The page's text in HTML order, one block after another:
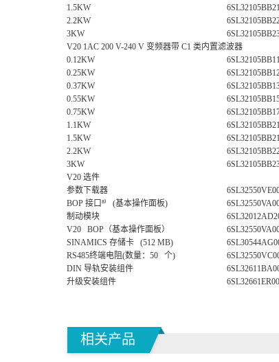
1.5KW
2.2KW
3KW
V20 1AC 200 V-240 V 变频器带 C1 类内置滤波器
0.12KW
0.25KW
0.37KW
0.55KW
0.75KW
1.1KW
1.5KW
2.2KW
3KW
V20 选件
参数下载器
BOP 接口⁸⁾ (基本操作面板)
制动模块
V20 BOP（基本操作面板）
SINAMICS 存储卡 (512 MB)
RS485终端电阻(数量：50 个)
DIN 导轨安装组件
升级安装组件
相关产品